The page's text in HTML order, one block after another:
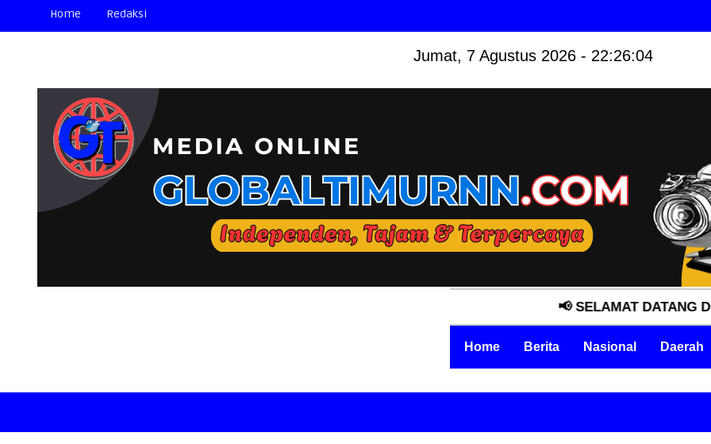
Home Redaksi
Jumat, 7 Agustus 2026 - 22:26:05
📢 SELAMAT DATANG DI MEDIA
Home Berita Nasional Daerah